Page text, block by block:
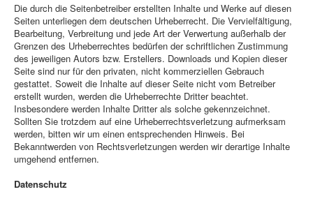
Die durch die Seitenbetreiber erstellten Inhalte und Werke auf diesen
Seiten unterliegen dem deutschen Urheberrecht. Die Vervielfältigung,
Bearbeitung, Verbreitung und jede Art der Verwertung außerhalb der
Grenzen des Urheberrechtes bedürfen der schriftlichen Zustimmung
des jeweiligen Autors bzw. Erstellers. Downloads und Kopien dieser
Seite sind nur für den privaten, nicht kommerziellen Gebrauch
gestattet. Soweit die Inhalte auf dieser Seite nicht vom Betreiber
erstellt wurden, werden die Urheberrechte Dritter beachtet.
Insbesondere werden Inhalte Dritter als solche gekennzeichnet.
Sollten Sie trotzdem auf eine Urheberrechtsverletzung aufmerksam
werden, bitten wir um einen entsprechenden Hinweis. Bei
Bekanntwerden von Rechtsverletzungen werden wir derartige Inhalte
umgehend entfernen.
Datenschutz